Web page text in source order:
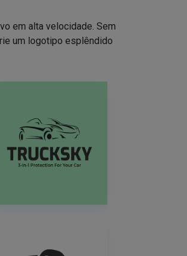
em alta velocidade. Sem
um logotipo esplêndido